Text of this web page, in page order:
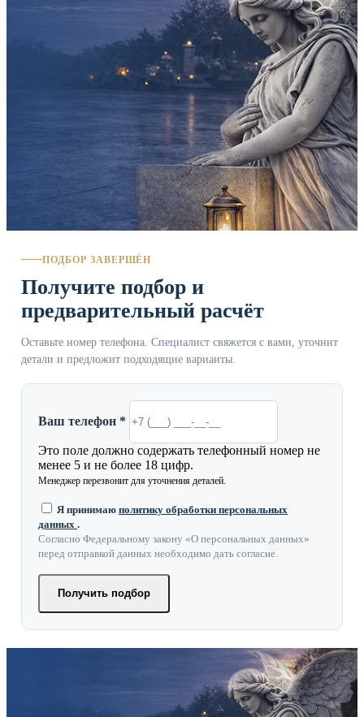
ПОДБОР ЗАВЕРШЁН
Получите подбор и
предварительный расчёт
Оставьте номер телефона. Специалист свяжется с вами, уточнит
детали и предложит подходящие варианты.
Ваш телефон *
Это поле должно содержать телефонный номер не
менее 5 и не более 18 цифр.
Менеджер перезвонит для уточнения деталей.
Я принимаю политику обработки персональных
данных .
Согласно Федеральному закону «О персональных данных»
перед отправкой данных необходимо дать согласие.
Получить подбор